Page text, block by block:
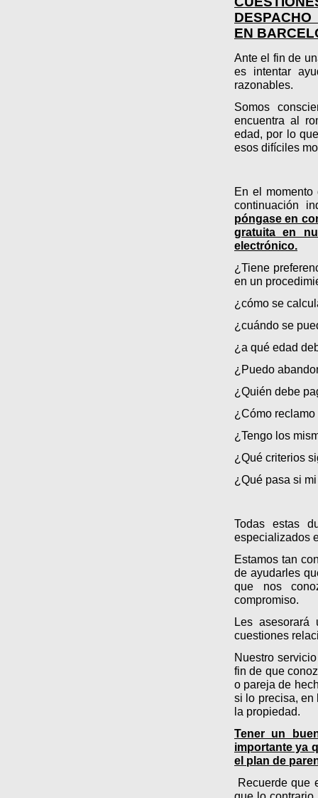
EN
Ante el fin de
es intentar
razonables.
Somos
encuentra al
edad, por lo
esos difíciles
En el
continuación
póngase en
gratuita en
electrónico.
¿Tiene
en un
¿cómo se
¿cuándo se
¿a qué edad
¿Puedo
¿Quién debe
¿Cómo
¿Tengo los
¿Qué criterios
¿Qué pasa si
Todas estas
especializados
Estamos tan
de ayudarles
que nos
compromiso.
Les
cuestiones
Nuestro
fin de que
o pareja de
si lo precisa, en
la propiedad.
Tener un
importante ya
el plan de
Recuerde que